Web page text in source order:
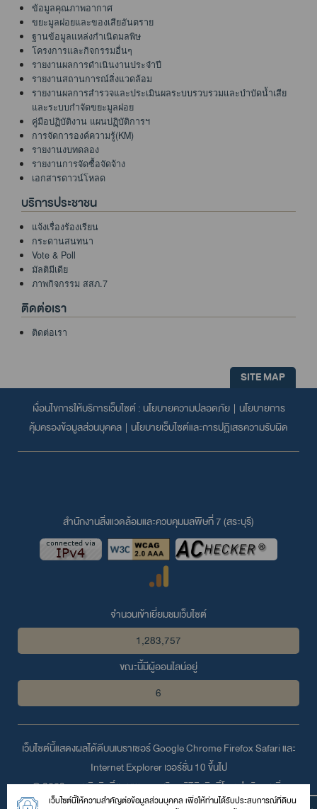
ข้อมูลคุณภาพอากาศ
ขยะมูลฝอยและของเสียอันตราย
ฐานข้อมูลแหล่งกำเนิดมลพิษ
โครงการและกิจกรรมอื่นๆ
รายงานผลการดำเนินงานประจำปี
รายงานสถานการณ์สิ่งแวดล้อม
รายงานผลการสำรวจและประเมินผลระบบรวบรวมและบำบัดน้ำเสีย
และระบบกำจัดขยะมูลฝอย
คู่มือปฏิบัติงาน แผนปฏฺิบัติการฯ
การจัดการองค์ความรู้(KM)
รายงานงบทดลอง
รายงานการจัดซื้อจัดจ้าง
เอกสารดาวน์โหลด
บริการประชาชน
แจ้งเรื่องร้องเรียน
กระดานสนทนา
Vote & Poll
มัลติมีเดีย
ภาพกิจกรรม สสภ.7
ติดต่อเรา
ติดต่อเรา
SITE MAP
เงื่อนไขการให้บริการเว็บไซต์ : นโยบายความปลอดภัย| นโยบายการ
คุ้มครองข้อมูลส่วนบุคคล | นโยบายเว็บไซต์และการปฏิเสธความรับผิด
สำนักงานสิ่งแวดล้อมและควบคุมมลพิษที่ 7 (สระบุรี)
จำนวนเข้าเยี่ยมชมเว็บไซต์
1,283,757
ขณะนี้มีผู้ออนไลน์อยู่
6
เว็บไซต์นี้แสดงผลได้ดีบนเบราเซอร์Google ChromeFirefoxSafariและ
Internet Explorerเวอร์ชั่น 10 ขึ้นไป
© 2559 สงวนลิขสิทธิ์ตามพระราชบัญญัติลิขสิทธิ์โดย สำนักงานสิ่ง
เว็บไซต์นี้ให้ความสำคัญต่อข้อมูลส่วนบุคคล เพื่อให้ท่านได้รับประสบการณ์ที่ดีบน